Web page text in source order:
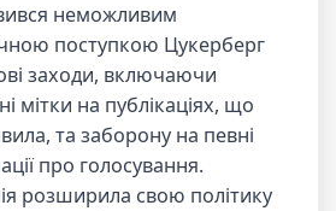
неможливим
поступкою Цукерберг
заходи, включаючи
мітки на публікаціях, що
та заборону на певні
про голосування.
розширила свою політику